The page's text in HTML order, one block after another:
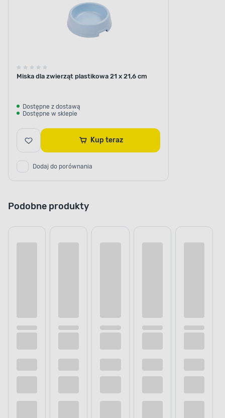
Miska dla zwierząt plastikowa 21 x 21,6 cm
Dostępne z dostawą
Dostępne w sklepie
Kup teraz
Dodaj do porównania
Podobne produkty